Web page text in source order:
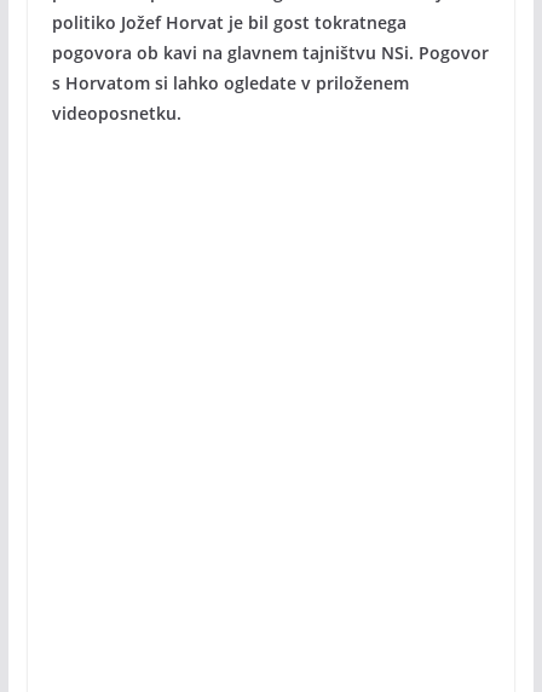
politiko Jožef Horvat je bil gost tokratnega
pogovora ob kavi na glavnem tajništvu NSi. Pogovor
s Horvatom si lahko ogledate v priloženem
videoposnetku.